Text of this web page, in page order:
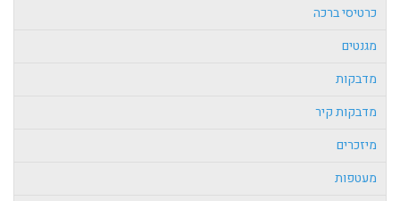
כרטיסי ברכה
מגנטים
מדבקות
מדבקות קיר
מיזכרים
מעטפות